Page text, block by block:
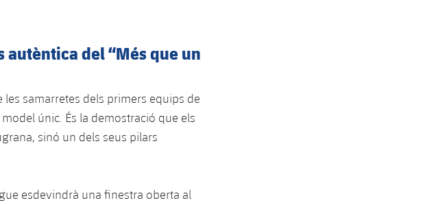
autèntica del “Més que un
samarretes dels primers equips de
únic. És la demostració que els
sinó un dels seus pilars
esdevindrà una finestra oberta al